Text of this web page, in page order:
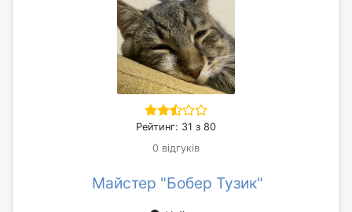
Рейтинг: 31 з 80
0 відгуків
Майстер "Бобер Тузик"